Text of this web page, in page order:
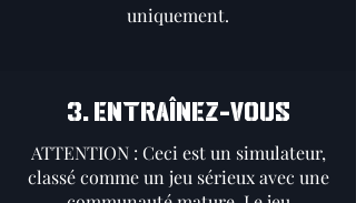
uniquement.
3. ENTRAÎNEZ-VOUS
ATTENTION : Ceci est un simulateur,
classé comme un jeu sérieux avec une